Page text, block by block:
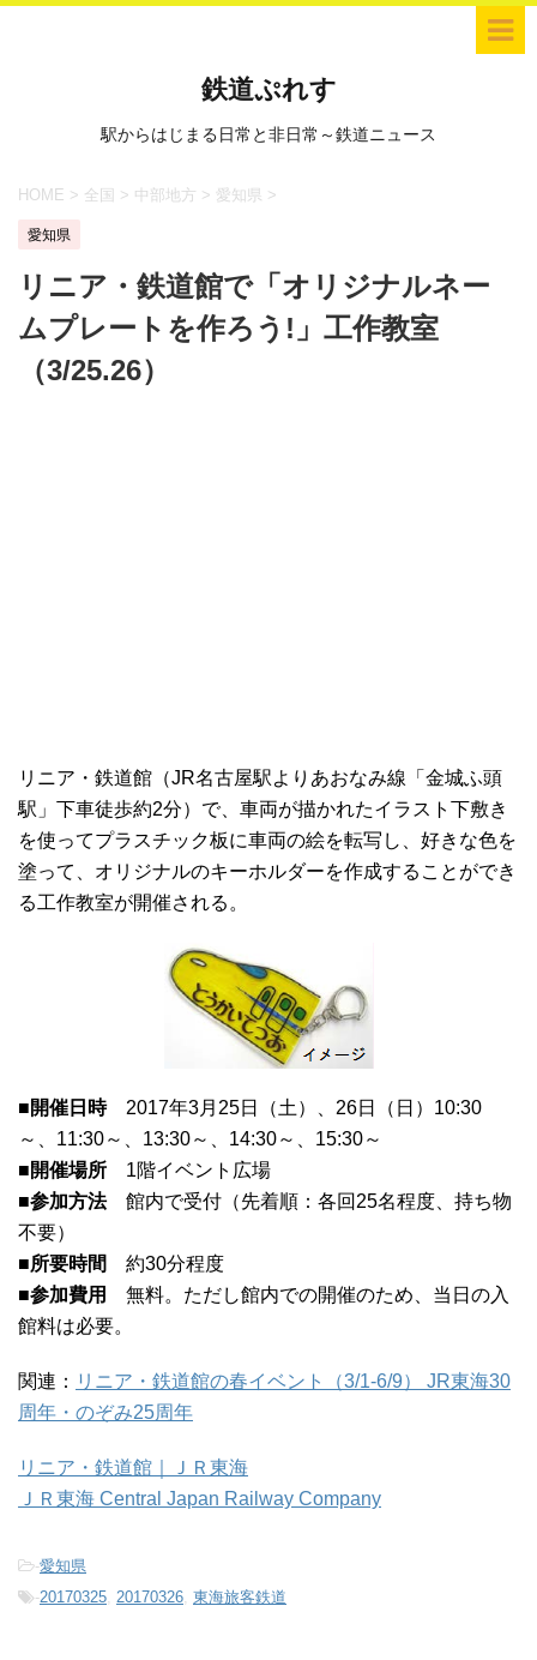
鉄道ぷれす
駅からはじまる日常と非日常～鉄道ニュース
HOME > 全国 > 中部地方 > 愛知県 >
愛知県
リニア・鉄道館で「オリジナルネー
ムプレートを作ろう!」工作教室
（3/25.26）
リニア・鉄道館（JR名古屋駅よりあおなみ線「金城ふ頭
駅」下車徒歩約2分）で、車両が描かれたイラスト下敷き
を使ってプラスチック板に車両の絵を転写し、好きな色を
塗って、オリジナルのキーホルダーを作成することができ
る工作教室が開催される。
■開催日時2017年3月25日（土）、26日（日）10:30
～、11:30～、13:30～、14:30～、15:30～
■開催場所 1階イベント広場
■参加方法館内で受付（先着順：各回25名程度、持ち物
不要）
■所要時間
約30分程度
■参加費用
無料。ただし館内での開催のため、当日の入
館料は必要。
関連： リニア・鉄道館の春イベント（3/1-6/9） JR東海30
周年・のぞみ25周年
リニア・鉄道館｜ＪＲ東海
ＪＲ東海 Central Japan Railway Company
-愛知県
-20170325, 20170326, 東海旅客鉄道